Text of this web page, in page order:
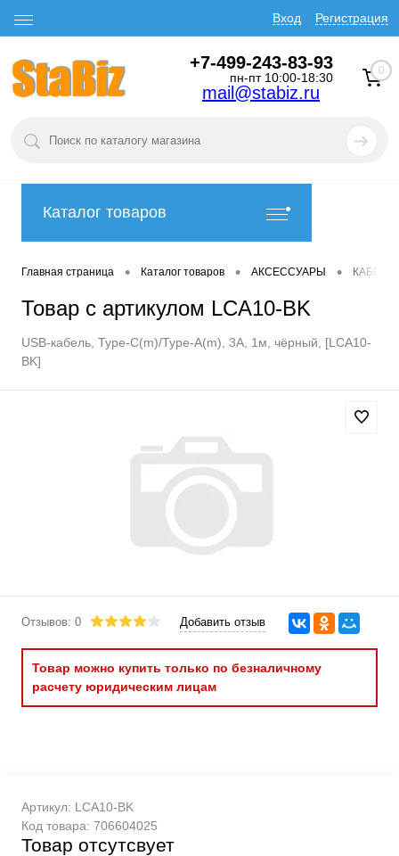
Вход Регистрация
+7-499-243-83-93
пн-пт 10:00-18:30
mail@stabiz.ru
0
Каталог товаров
Главная страница • Каталог товаров • АКСЕССУАРЫ •
Товар с артикулом LCA10-BK
USB-кабель, Type-C(m)/Type-A(m), 3A, 1м, чёрный, [LCA10-
BK]
Отзывов: 0 Добавить отзыв
Товар можно купить только по безналичному
расчету юридическим лицам
Артикул: LCA10-BK
Код товара: 706604025
Товар отсутсвует